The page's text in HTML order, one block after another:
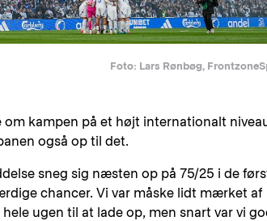
Foto: Lars Rønbøg,
kampen på et højt internationalt
også op til det.
sneg sig næsten op på 75/25 i de
chancer. Vi var måske lidt mærket af
ugen til at lade op, men snart var vi